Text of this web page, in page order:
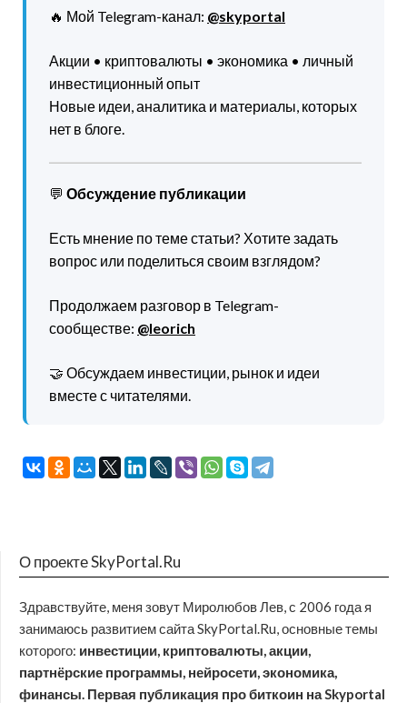
🔥 Мой Telegram-канал: @skyportal
Акции • криптовалюты • экономика • личный
инвестиционный опыт
Новые идеи, аналитика и материалы, которых
нет в блоге.
💬 Обсуждение публикации
Есть мнение по теме статьи? Хотите задать
вопрос или поделиться своим взглядом?
Продолжаем разговор в Telegram-
сообществе: @leorich
🤝 Обсуждаем инвестиции, рынок и идеи
вместе с читателями.
О проекте SkyPortal.Ru
Здравствуйте, меня зовут Миролюбов Лев, с 2006 года я
занимаюсь развитием сайта SkyPortal.Ru, основные темы
которого: инвестиции, криптовалюты, акции,
партнёрские программы, нейросети, экономика,
финансы. Первая публикация про биткоин на Skyportal